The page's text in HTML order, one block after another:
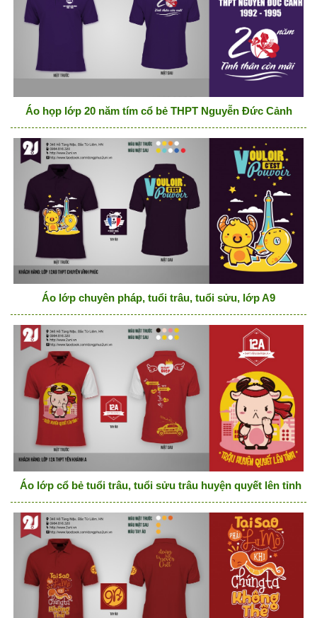
Áo họp lớp 20 năm tím cổ bẻ THPT Nguyễn Đức Cảnh
Áo lớp chuyên pháp, tuổi trâu, tuổi sửu, lớp A9
Áo lớp cổ bẻ tuổi trâu, tuổi sửu trâu huyện quyết lên tỉnh